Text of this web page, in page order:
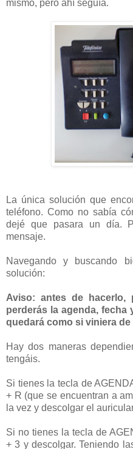
mismo, pero ahí seguía.
La única solución que
teléfono. Como no sabía
dejé que pasara un día.
mensaje.
Navegando y buscando
solución:
Aviso: antes de hacerlo,
perderás la agenda, fecha
quedará como si viniera de
Hay dos maneras
tengáis.
Si tienes la tecla de
+ R (que se encuentran a
la vez y descolgar el
Si no tienes la tecla de
+ 3 y descolgar. Teniendo